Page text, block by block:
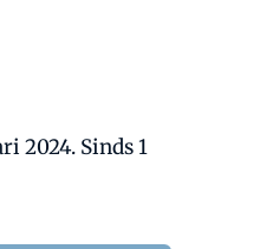
2024. Sinds 1